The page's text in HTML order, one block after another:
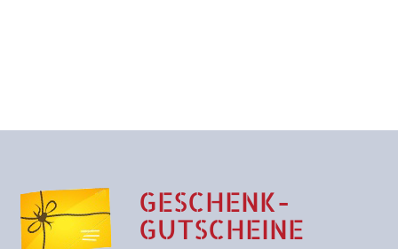
GESCHENK-
GUTSCHEINE